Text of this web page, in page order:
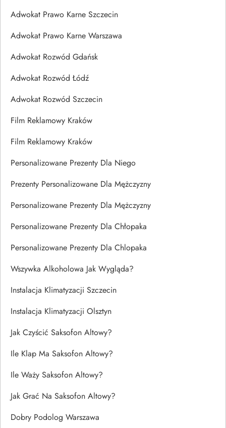
Adwokat Prawo Karne Szczecin
Adwokat Prawo Karne Warszawa
Adwokat Rozwód Gdańsk
Adwokat Rozwód Łódź
Adwokat Rozwód Szczecin
Film Reklamowy Kraków
Film Reklamowy Kraków
Personalizowane Prezenty Dla Niego
Prezenty Personalizowane Dla Mężczyzny
Personalizowane Prezenty Dla Mężczyzny
Personalizowane Prezenty Dla Chłopaka
Personalizowane Prezenty Dla Chlopaka
Wszywka Alkoholowa Jak Wygląda?
Instalacja Klimatyzacji Szczecin
Instalacja Klimatyzacji Olsztyn
Jak Czyścić Saksofon Altowy?
Ile Klap Ma Saksofon Altowy?
Ile Waży Saksofon Altowy?
Jak Grać Na Saksofon Altowy?
Dobry Podolog Warszawa